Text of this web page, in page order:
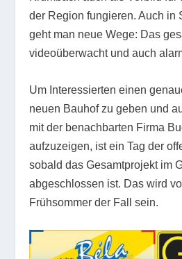
der Region fungieren. Auch in
geht man neue Wege: Das
videoüberwacht und auch
Um Interessierten einen
neuen Bauhof zu geben und
mit der benachbarten Firma
aufzuzeigen, ist ein Tag der
sobald das Gesamtprojekt im
abgeschlossen ist. Das wird
Frühsommer der Fall sein.